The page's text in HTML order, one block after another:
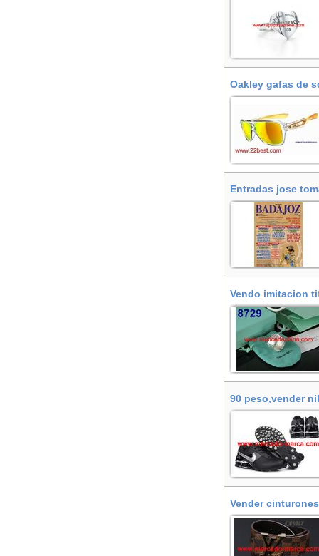
Oakley gafas de
Entradas jose
Vendo imitacion
90 peso,vender
Vender